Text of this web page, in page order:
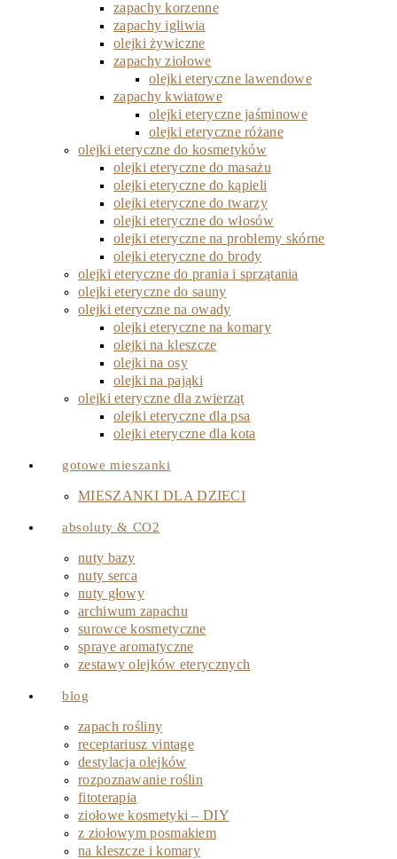
zapachy korzenne
zapachy igliwia
olejki żywiczne
zapachy ziołowe
olejki eteryczne lawendowe
zapachy kwiatowe
olejki eteryczne jaśminowe
olejki eteryczne różane
olejki eteryczne do kosmetyków
olejki eteryczne do masażu
olejki eteryczne do kąpieli
olejki eteryczne do twarzy
olejki eteryczne do włosów
olejki eteryczne na problemy skórne
olejki eteryczne do brody
olejki eteryczne do prania i sprzątania
olejki eteryczne do sauny
olejki eteryczne na owady
olejki eteryczne na komary
olejki na kleszcze
olejki na osy
olejki na pająki
olejki eteryczne dla zwierząt
olejki eteryczne dla psa
olejki eteryczne dla kota
gotowe mieszanki
MIESZANKI DLA DZIECI
absoluty & CO2
nuty bazy
nuty serca
nuty głowy
archiwum zapachu
surowce kosmetyczne
spraye aromatyczne
zestawy olejków eterycznych
blog
zapach rośliny
receptariusz vintage
destylacja olejków
rozpoznawanie roślin
fitoterapia
ziołowe kosmetyki – DIY
z ziołowym posmakiem
na kleszcze i komary